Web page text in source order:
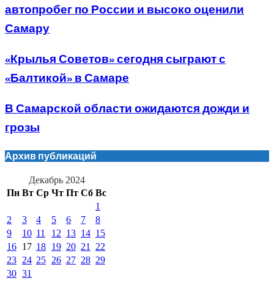
автопробег по России и высоко оценили
Самару
«Крылья Советов» сегодня сыграют с
«Балтикой» в Самаре
В Самарской области ожидаются дожди и
грозы
Архив публикаций
Декабрь 2024
Пн Вт Ср Чт Пт Сб Вс
1
2
3 4 5 6 7
8
9
10 11 12 13 14 15
16 17 18 19 20 21
22
23 24 25 26 27 28 29
30 31